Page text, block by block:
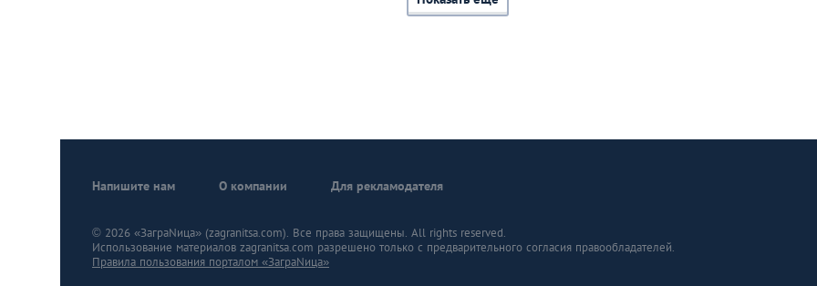
Напишите нам О компании Для рекламодателя
© 2026 «ЗаграNица» (zagranitsa.com). Все права защищены. All rights reserved.
Использование материалов zagranitsa.com разрешено только с предварительного согласия правообладателей.
Правила пользования порталом «ЗаграNица»